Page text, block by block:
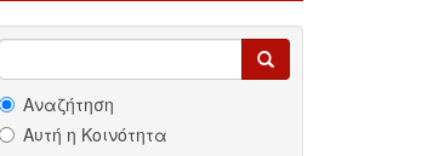
Αναζήτηση
Αυτή η Κοινότητα